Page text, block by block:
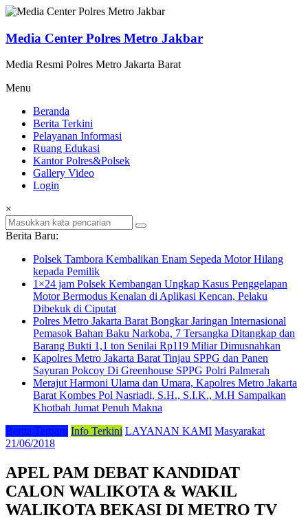
Lompat
konten
Media Center Polres Metro Jakbar
Media Resmi Polres Metro Jakarta Barat
Menu
Beranda
Berita Terkini
Pelayanan Informasi
Ruang Edukasi
Kantor Polres&Polsek
Gallery Video
Login
×
Berita Baru:
Polsek Tambora Kembalikan Enam Sepeda Motor Hilang
kepada Pemilik
1×24 jam Polsek Kembangan Ungkap Kasus Penggelapan
Motor Bermodus Kenalan di Aplikasi Kencan, Pelaku
Dibekuk di Ciputat
Polres Metro Jakarta Barat Bongkar Jaringan Internasional
Pemasok Bahan Baku Narkoba, 7 Tersangka Ditangkap dan
Barang Bukti 1,1 ton Senilai Rp119 Miliar Dimusnahkan
Kapolres Metro Jakarta Barat Tinjau SPPG dan Panen
Sayuran Pokcoy Di Greenhouse SPPG Polri Palmerah
Merajut Harmoni Ulama dan Umara, Kapolres Metro Jakarta
Barat Kombes Pol Nasriadi, S.H., S.I.K., M.H Sampaikan
Khotbah Jumat Penuh Makna
Berita Terbaru Info Terkini LAYANAN KAMI Masyarakat
21/06/2018
APEL PAM DEBAT KANDIDAT
CALON WALIKOTA & WAKIL
WALIKOTA BEKASI DI METRO TV